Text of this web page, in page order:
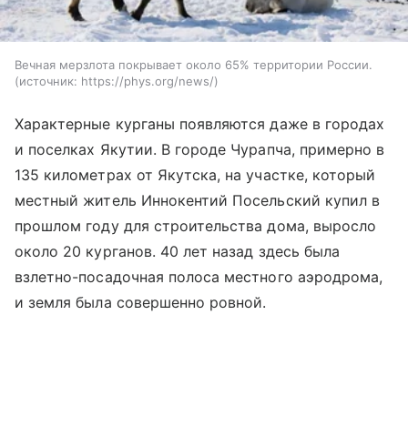
Вечная мерзлота покрывает около 65% территории России.
источник: https://phys.org/news/
Характерные курганы появляются даже в городах
и поселках Якутии. В городе Чурапча, примерно в
135 километрах от Якутска, на участке, который
местный житель Иннокентий Посельский купил в
прошлом году для строительства дома, выросло
около 20 курганов. 40 лет назад здесь была
взлетно-посадочная полоса местного аэродрома,
и земля была совершенно ровной.